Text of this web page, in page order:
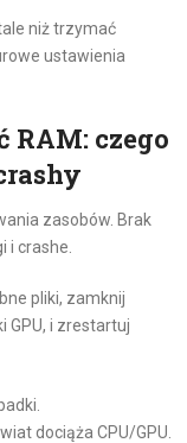
niż trzymać
ustawienia
RAM: czego
zasobów. Brak
i crashe.
pliki, zamknij
GPU, i zrestartuj
dociąża CPU/GPU.